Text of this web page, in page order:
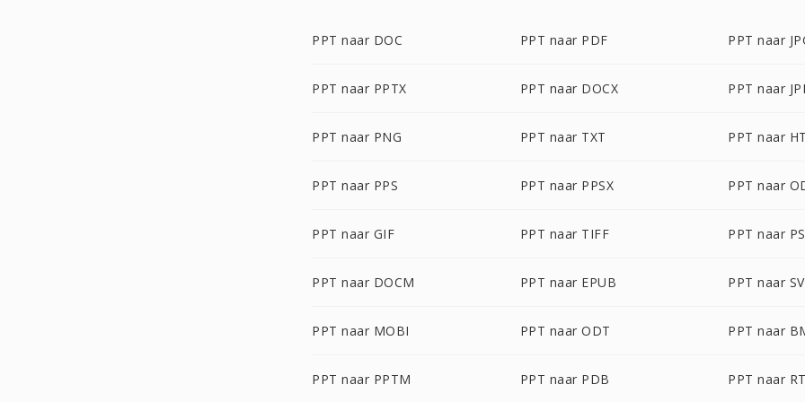
PPT naar DOC PPT naar PDF PPT naar
PPT naar PPTX PPT naar DOCX PPT naar
PPT naar PNG PPT naar TXT PPT naar
PPT naar PPS PPT naar PPSX PPT naar
PPT naar GIF PPT naar TIFF PPT naar
PPT naar DOCM PPT naar EPUB PPT naar
PPT naar MOBI PPT naar ODT PPT naar
PPT naar PPTM PPT naar PDB PPT naar